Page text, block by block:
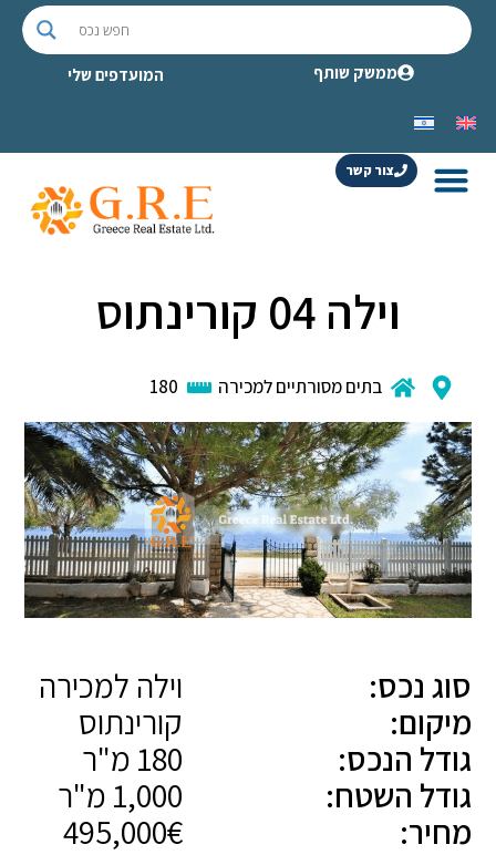
ממשק שותף המועדפים שלי
צור קשר
וילה 04 קורינתוס
בתים מסורתיים למכירה 180
סוג נכס:
וילה למכירה
מיקום:
קורינתוס
גודל הנכס:
גודל השטח:
מחיר:
495,000€